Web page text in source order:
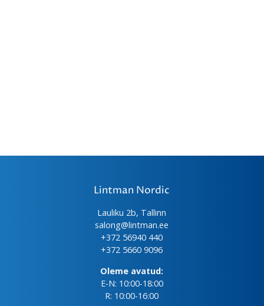
Lintman Nordic
Lauliku 2b, Tallinn
salong@lintman.ee
+372 56940 440
+372 5660 9096
Oleme avatud:
E-N: 10:00-18:00
R: 10:00-16:00